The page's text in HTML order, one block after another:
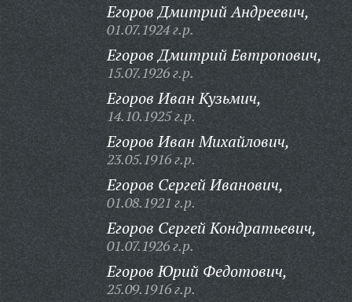
Егоров Дмитрий Андреевич,
01.07.1924 г.р.
Егоров Дмитрий Евтропович,
15.07.1926 г.р.
Егоров Иван Кузьмич,
14.10.1925 г.р.
Егоров Иван Михайлович,
23.05.1916 г.р.
Егоров Сергей Иванович,
01.08.1921 г.р.
Егоров Сергей Кондратьевич,
01.07.1926 г.р.
Егоров Юрий Федотович,
25.09.1916 г.р.